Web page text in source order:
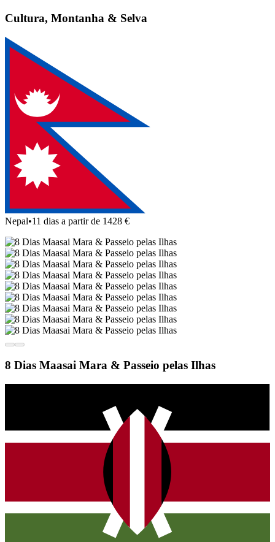
Cultura, Montanha & Selva
Nepal•11 dias a partir de 1428 €
8 Dias Maasai Mara & Passeio pelas Ilhas